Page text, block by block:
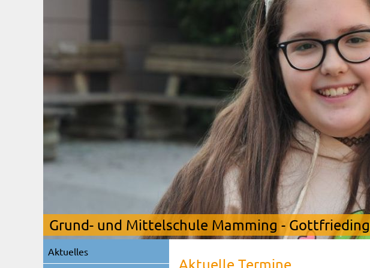
Grund- und Mittelschule Mamming - Gottfrieding
Aktuelle Termine
Navigation
überspringen
Aktuelles